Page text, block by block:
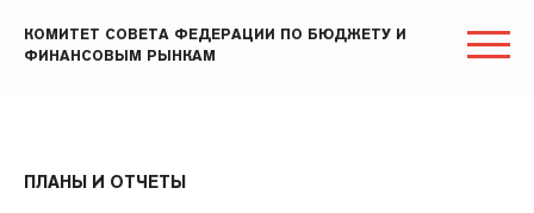
КОМИТЕТ СОВЕТА ФЕДЕРАЦИИ ПО БЮДЖЕТУ И
ФИНАНСОВЫМ РЫНКАМ
ПЛАНЫ И ОТЧЕТЫ